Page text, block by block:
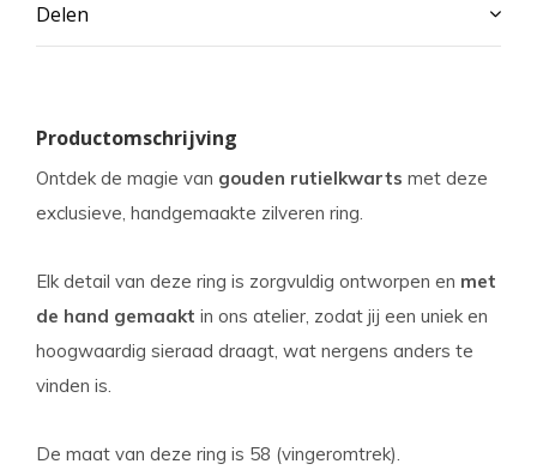
Delen
Productomschrijving
Ontdek de magie van gouden rutielkwarts met deze
exclusieve, handgemaakte zilveren ring.
Elk detail van deze ring is zorgvuldig ontworpen en met
de hand gemaakt in ons atelier, zodat jij een uniek en
hoogwaardig sieraad draagt, wat nergens anders te
vinden is.
De maat van deze ring is 58 (vingeromtrek).